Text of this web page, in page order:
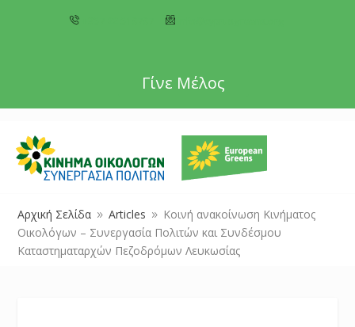
Γίνε Μέλος
Αρχική Σελίδα 9 Articles 9
Κοινή ανακοίνωση Κινήματος
Οικολόγων – Συνεργασία Πολιτών και Συνδέσμου
Καταστηματαρχών Πεζοδρόμων Λευκωσίας